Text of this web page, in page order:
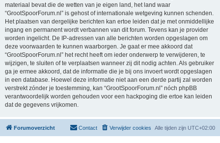
materiaal bevat die de wetten van je eigen land, het land waar
“GrootSpoorForum.nl” is gehost of internationale wetgeving kunnen schenden.
Het plaatsen van dergelijke berichten kan ertoe leiden dat je met onmiddellijke
ingang en permanent wordt verbannen van dit forum. Tevens kan je provider
worden ingelicht. De IP-adressen van alle berichten worden opgeslagen om
deze voorwaarden te kunnen waarborgen. Je gaat er mee akkoord dat
“GrootSpoorForum.nl” het recht heeft om ieder onderwerp te verwijderen, te
wijzigen, te sluiten of te verplaatsen wanneer zij dit nodig achten. Als gebruiker
ga je ermee akkoord, dat de informatie die je bij ons invoert wordt opgeslagen
in een database. Hoewel deze informatie niet aan een derde partij zal worden
verstrekt zónder je toestemming, kan “GrootSpoorForum.nl” nóch phpBB
verantwoordelijk worden gehouden voor een hackpoging die ertoe kan leiden
dat de gegevens vrijkomen.
Forumoverzicht Alle tijden zijn UTC+02:00
Verwijder cookies
Contact